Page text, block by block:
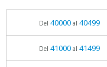
Del 40000al 40499
Del 41000al 41499